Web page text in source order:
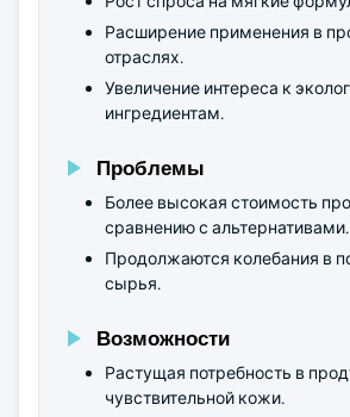
Расширение применения в
отраслях.
Увеличение интереса к
ингредиентам.
Проблемы
Более высокая стоимость
сравнению с альтернативами.
Продолжаются колебания в
сырья.
Возможности
Растущая потребность в
чувствительной кожи.